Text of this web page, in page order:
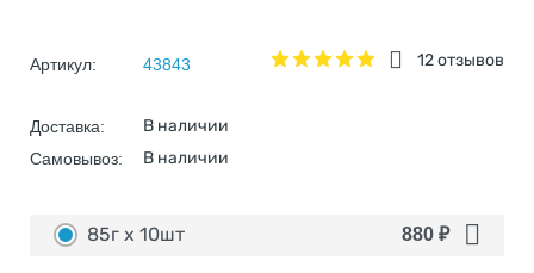
12 отзывов
Артикул: 43843
Доставка: В наличии
Самовывоз: В наличии
85г х 10шт 880 ₽